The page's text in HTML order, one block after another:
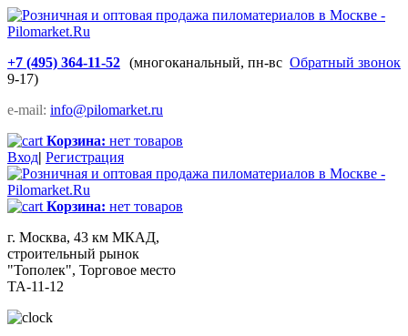
+7 (495) 364-11-52 Обратный звонок
(многоканальный, пн-вс
9-17)
e-mail: info@pilomarket.ru
Корзина: нет товаров
Вход| Регистрация
Корзина: нет товаров
г. Москва, 43 км МКАД,
строительный рынок
"Тополек", Торговое место
ТА-11-12